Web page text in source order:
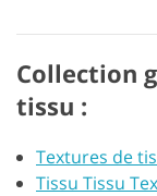
Collection
tissu :
Textures de
Tissu Tissu